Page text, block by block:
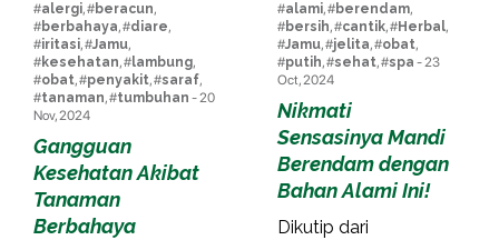
#alergi, #beracun,
#berbahaya, #diare,
#iritasi, #Jamu,
#kesehatan, #lambung,
#obat, #penyakit, #saraf,
#tanaman, #tumbuhan - 20
Nov, 2024
Gangguan
Kesehatan Akibat
Tanaman
Berbahaya
#alami, #berendam,
#bersih, #cantik, #Herbal,
#Jamu, #jelita, #obat,
#putih, #sehat, #spa - 23
Oct, 2024
Nikmati
Sensasinya Mandi
Berendam dengan
Bahan Alami Ini!
Dikutip dari